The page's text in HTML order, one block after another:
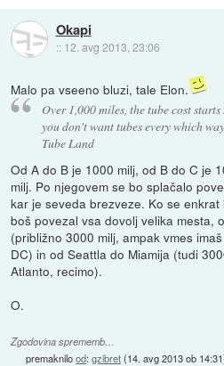
Okapi
:: 12. avg 2013, 23:06
Malo pa vseeno bluzi, tale Elon.
Over 1,000 miles, the tube cost
you don't want tubes every which
Tube Land
Od A do B je 1000 milj, od B do C je
milj. Po njegovem se bo splačalo
kar je seveda brezveze. Ko se
boš povezal vsa dovolj velika mesta,
(približno 3000 milj, ampak vmes
DC) in od Seattla do Miamija (tudi
Atlanto, recimo).
O.
Zgodovina sprememb…
premaknilood:gzibret(14. avg 2013 ob 14:31